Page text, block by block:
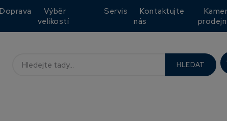
Doprava
Výběr
velikostí
Servis
Kontaktujte
nás
HLEDAT